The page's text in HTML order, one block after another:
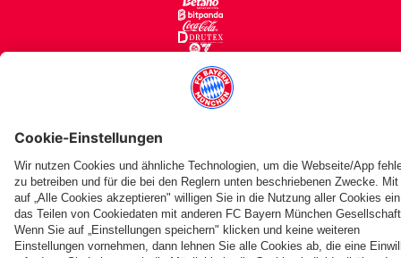
fcbayern.com Basketball Allianz Arena Media Center Jobs
FC Bayern Tours